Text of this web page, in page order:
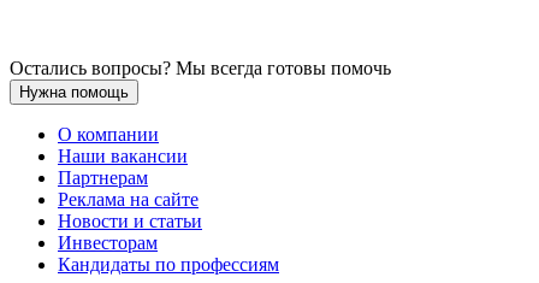
Остались вопросы? Мы всегда готовы помочь
Нужна помощь
О компании
Наши вакансии
Партнерам
Реклама на сайте
Новости и статьи
Инвесторам
Кандидаты по профессиям